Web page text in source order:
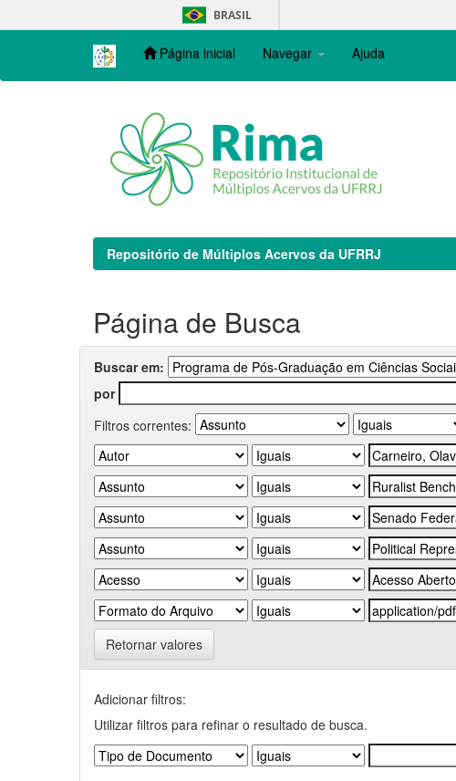
navigation
BRASIL
Página inicial Navegar Ajuda
Repositório de Múltiplos Acervos da UFRRJ
Página de Busca
Buscar em:
por
Filtros correntes:
Retornar valores
Adicionar filtros:
Utilizar filtros para refinar o resultado de busca.